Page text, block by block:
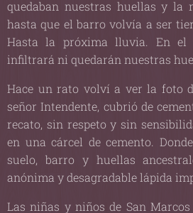
quedaban nuestras huellas y la
hasta que el barro volvía a ser
Hasta la próxima lluvia. En el
infiltrará ni quedarán nuestras
Hace un rato volví a ver la foto
señor Intendente, cubrió de
recato, sin respeto y sin
en una cárcel de cemento.
suelo, barro y huellas
anónima y desagradable lápida
Las niñas y niños de San